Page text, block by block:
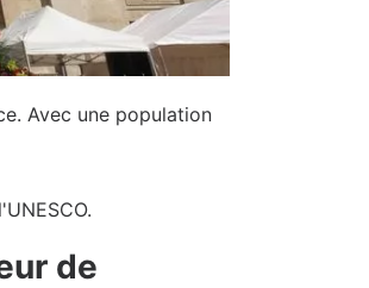
Avec une population
de